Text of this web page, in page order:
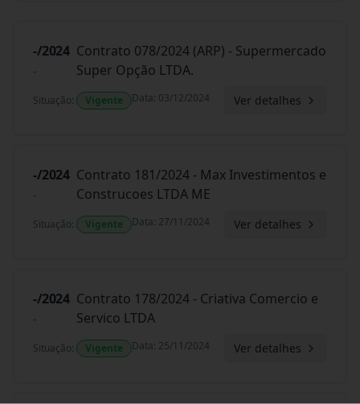
-/2024
-
Contrato 078/2024 (ARP) - Supermercado
Super Opção LTDA.
Situação: Vigente Data: 03/12/2024 Ver detalhes
-/2024
-
Contrato 181/2024 - Max Investimentos e
Construcoes LTDA ME
Situação: Vigente Data: 27/11/2024 Ver detalhes
-/2024
-
Contrato 178/2024 - Criativa Comercio e
Servico LTDA
Situação: Vigente Data: 25/11/2024 Ver detalhes